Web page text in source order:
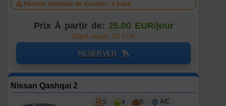
Période minimale de location : 2 jours
Prix À partir de: 25.00 EUR/jour
Dépôt requis: 50 EUR
RÉSERVER
Nissan Qashqai 2
5 4 5
A/C